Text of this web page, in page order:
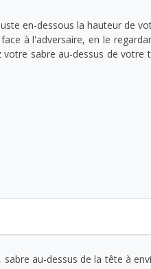
en-dessous la hauteur de
à l'adversaire, en le
sabre au-dessus de
au-dessus de la tête à